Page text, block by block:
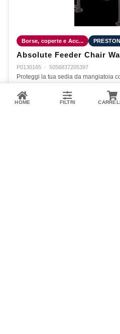
Borse, coperte e Acc... PRESTON
Absolute Feeder Chair
P0130165 · 5056837205397
Proteggi la tua sedia da mangiatoia
impermeabile, progettata
modelli della sedia Absolute Feeder.
HOME FILTRI